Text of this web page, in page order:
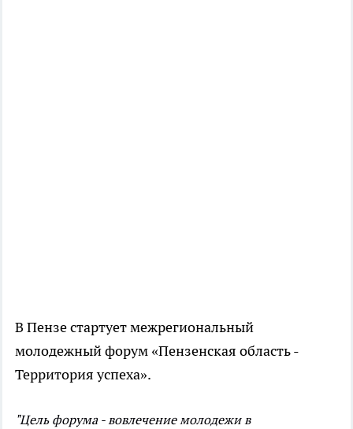
В Пензе стартует межрегиональный
молодежный форум «Пензенская область -
Территория успеха».
"Цель форума - вовлечение молодежи в